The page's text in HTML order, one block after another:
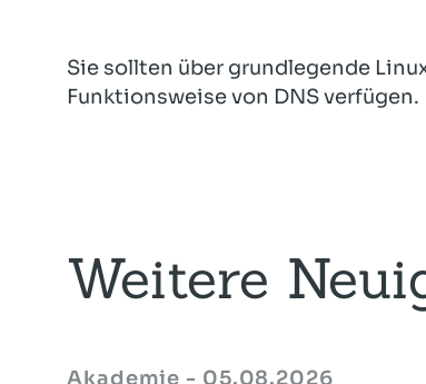
Sie sollten über grundlegende
Funktionsweise von DNS verfügen.
Weitere
Akademie - 05.08.2026